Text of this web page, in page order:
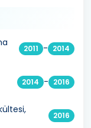
2011 - 2014
2014 - 2016
2016